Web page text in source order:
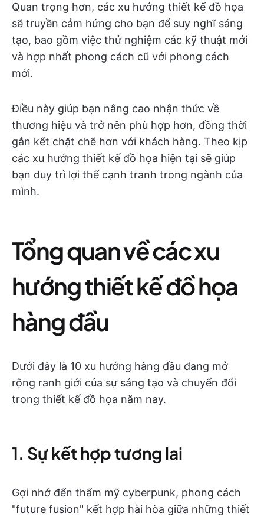
Quan trọng hơn, các xu hướng thiết kế đồ họa
sẽ truyền cảm hứng cho bạn để suy nghĩ sáng
tạo, bao gồm việc thử nghiệm các kỹ thuật mới
và hợp nhất phong cách cũ với phong cách
mới.
Điều này giúp bạn nâng cao nhận thức về
thương hiệu và trở nên phù hợp hơn, đồng thời
gắn kết chặt chẽ hơn với khách hàng. Theo kịp
các xu hướng thiết kế đồ họa hiện tại sẽ giúp
bạn duy trì lợi thế cạnh tranh trong ngành của
mình.
Tổng quan về các xu
hướng thiết kế đồ họa
hàng đầu
Dưới đây là 10 xu hướng hàng đầu đang mở
rộng ranh giới của sự sáng tạo và chuyển đổi
trong thiết kế đồ họa năm nay.
1. Sự kết hợp tương lai
Gợi nhớ đến thẩm mỹ cyberpunk, phong cách
"future fusion" kết hợp hài hòa giữa những thiết